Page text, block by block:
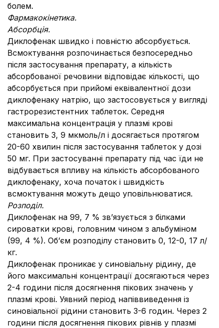
болем.
Фармакокінетика.
Абсорбція.
Диклофенак швидко і повністю абсорбується.
Всмоктування розпочинається безпосередньо
після застосування препарату, а кількість
абсорбованої речовини відповідає кількості, що
абсорбується при прийомі еквівалентної дози
диклофенаку натрію, що застосовується у вигляді
гастрорезистентних таблеток. Середня
максимальна концентрація у плазмі крові
становить 3, 9 мкмоль/л і досягається протягом
20-60 хвилин після застосування таблеток у дозі
50 мг. При застосуванні препарату під час їди не
відбувається впливу на кількість абсорбованого
диклофенаку, хоча початок і швидкість
всмоктування можуть дещо уповільнюватися.
Розподіл.
Диклофенак на 99, 7 % зв’язується з білками
сироватки крові, головним чином з альбуміном
(99, 4 %). Об’єм розподілу становить 0, 12-0, 17 л/
кг.
Диклофенак проникає у синовіальну рідину, де
його максимальні концентрації досягаються через
2-4 години після досягнення пікових значень у
плазмі крові. Уявний період напіввиведення із
синовіальної рідини становить 3-6 годин. Через 2
години після досягнення пікових рівнів у плазмі